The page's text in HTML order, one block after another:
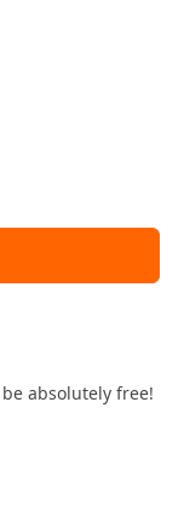
absolutely free!